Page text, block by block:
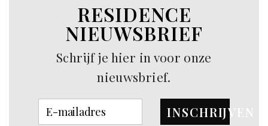
RESIDENCE
NIEUWSBRIEF
Schrijf je hier in voor onze
nieuwsbrief.
INSCHRIJVEN